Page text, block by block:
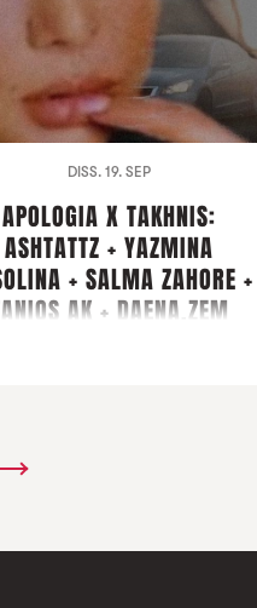
DISS. 19. SEP
APOLOGIA X TAKHNIS:
ASHTATTZ + YAZMINA
+ SALMA ZAHORE +
AK + DAENA.ZEM